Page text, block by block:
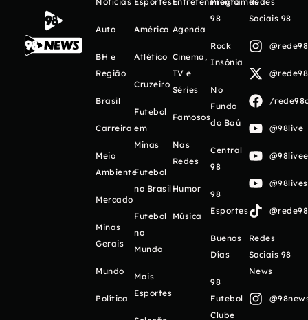
Auto
BH e
Região
Brasil
Carreira
Meio
Ambiente
Mercado
Minas
Gerais
Mundo
Política
América
Atlético
Cruzeiro
Futebol
em
Minas
Futebol
no Brasil
Futebol
no
Mundo
Mais
Esportes
Agenda
Cinema,
TV e
Séries
Famosos
Nas
Redes
Humor
Música
98
Rock
Insônia
No
Fundo
do Baú
Central
98
98
Esportes
Buenos
Días
98
Futebol
Clube
Sociais 98
/
@98live
Redes
Sociais 98
News